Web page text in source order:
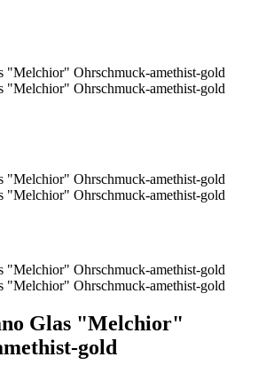
Glas "Melchior"
gold